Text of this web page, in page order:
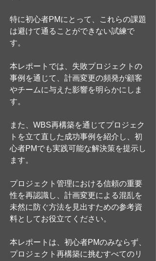
特に初心者PMにとって、これらの課題
は避けて通ることができない試練で
す。
本レポートでは、失敗プロジェクトの
事例を通じて、計画変更の頻発が顧客
やチームに与えた影響を明らかにしま
す。
また、WBS再構築を通じてプロジェク
トを立て直した成功事例を紹介し、初
心者PMでも実践可能な解決策を提示し
ます。
プロジェクト管理における信頼の重要
性を再認識し、計画変更による混乱を
未然に防ぐ方法を見出すための参考資
料としてお役立てください。
本レポートは、初心者PMのみならず、
プロジェクト再構築に挑むすべてのリ